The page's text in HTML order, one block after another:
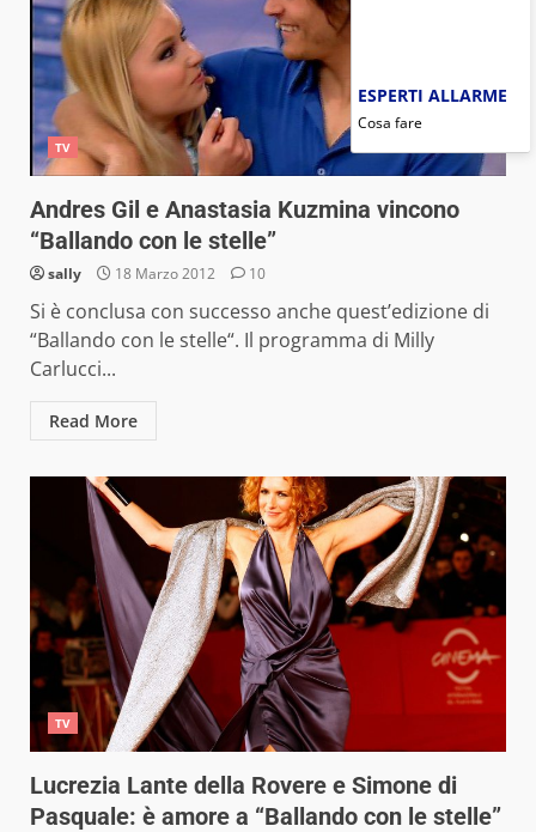
TV
Andres Gil e Anastasia Kuzmina vincono
“Ballando con le stelle”
sally 18 Marzo 2012 10
Si è conclusa con successo anche quest’edizione di
“Ballando con le stelle“. Il programma di Milly
Carlucci...
Read More
TV
Lucrezia Lante della Rovere e Simone di
Pasquale: è amore a “Ballando con le stelle”
ESPERTI ALLARME
Cosa fare